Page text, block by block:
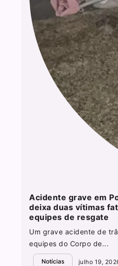
Acidente grave em
deixa duas vítimas
equipes de resgate
Um grave acidente de
equipes do Corpo de...
Notícias julho 19,